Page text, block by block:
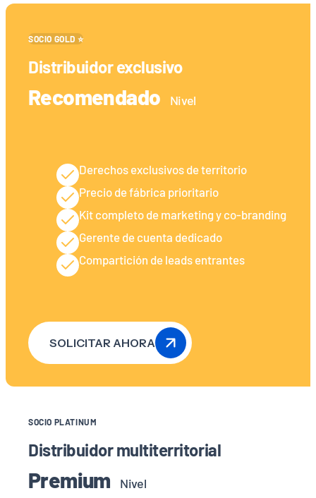
SOCIO GOLD ⭐
Distribuidor exclusivo
Recomendado Nivel
Derechos exclusivos de territorio
Precio de fábrica prioritario
Kit completo de marketing y co-branding
Gerente de cuenta dedicado
Compartición de leads entrantes
SOLICITAR AHORA
SOCIO PLATINUM
Distribuidor multiterritorial
Premium Nivel